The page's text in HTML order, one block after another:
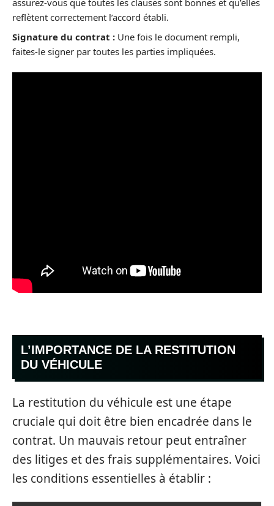
assurez-vous que toutes les clauses sont bonnes et qu’elles
reflètent correctement l’accord établi.
Signature du contrat : Une fois le document rempli,
faites-le signer par toutes les parties impliquées.
L’IMPORTANCE DE LA RESTITUTION
DU VÉHICULE
La restitution du véhicule est une étape
cruciale qui doit être bien encadrée dans le
contrat. Un mauvais retour peut entraîner
des litiges et des frais supplémentaires. Voici
les conditions essentielles à établir :